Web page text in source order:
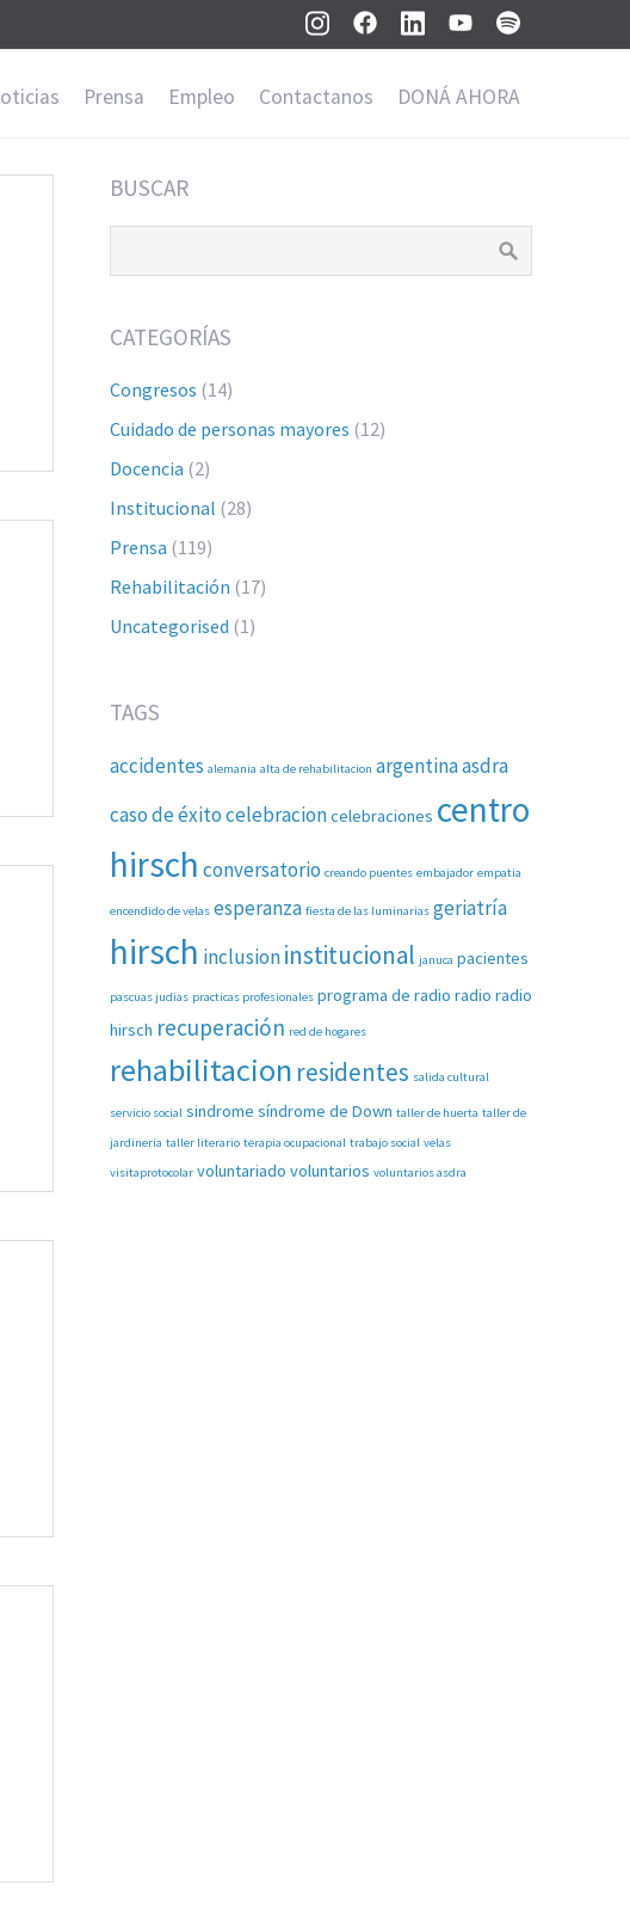
Prensa Empleo Contactanos DONÁ AHORA
BUSCAR
CATEGORÍAS
Congresos (14)
Cuidado de personas mayores (12)
Docencia (2)
Institucional (28)
Prensa (119)
Rehabilitación (17)
Uncategorised (1)
TAGS
accidentes alemania alta de rehabilitacion argentinaasdra
caso de éxitocelebracioncelebraciones centro
hirsch conversatorio creando puentes embajador empatia
encendido de velas esperanza fiesta de las luminarias geriatría
hirsch inclusioninstitucional januca pacientes
pascuas judias practicas profesionales programa de radio radio radio
hirsch recuperación red de hogares
rehabilitacion residentes salida cultural
servicio social sindrome síndrome de Down taller de huerta taller de
jardineria taller literario terapia ocupacional trabajo social velas
visitaprotocolar voluntariado voluntarios voluntarios asdra